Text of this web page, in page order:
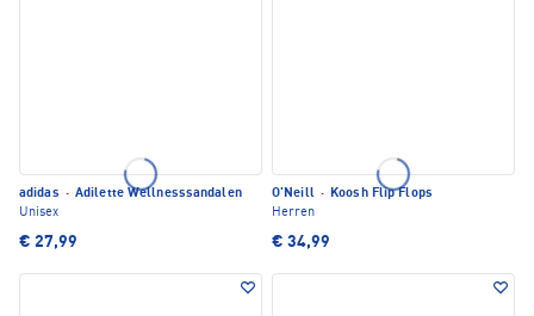
adidas · Adilette Wellnesssandalen
Unisex
€ 27,99
O'Neill · Koosh Flip Flops
Herren
€ 34,99